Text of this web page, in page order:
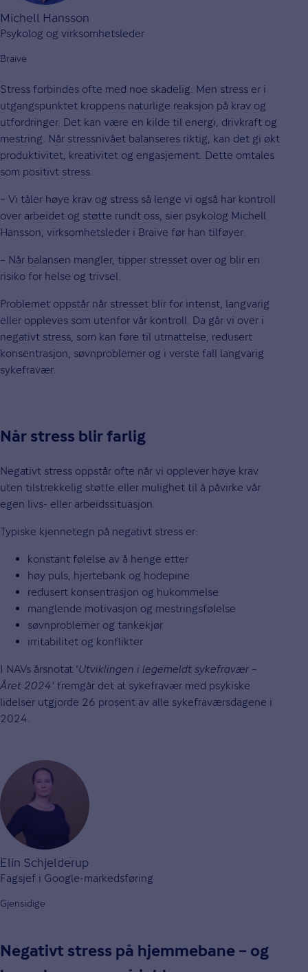
Michell Hansson
Psykolog og virksomhetsleder
Braive
Stress forbindes ofte med noe skadelig. Men stress er i
utgangspunktet kroppens naturlige reaksjon på krav og
utfordringer. Det kan være en kilde til energi, drivkraft og
mestring. Når stressnivået balanseres riktig, kan det gi økt
produktivitet, kreativitet og engasjement. Dette omtales
som positivt stress.
– Vi tåler høye krav og stress så lenge vi også har kontroll
over arbeidet og støtte rundt oss, sier psykolog Michell
Hansson, virksomhetsleder i Braive før han tilføyer.
– Når balansen mangler, tipper stresset over og blir en
risiko for helse og trivsel.
Problemet oppstår når stresset blir for intenst, langvarig
eller oppleves som utenfor vår kontroll. Da går vi over i
negativt stress, som kan føre til utmattelse, redusert
konsentrasjon, søvnproblemer og i verste fall langvarig
sykefravær.
Når stress blir farlig
Negativt stress oppstår ofte når vi opplever høye krav
uten tilstrekkelig støtte eller mulighet til å påvirke vår
egen livs- eller arbeidssituasjon.
Typiske kjennetegn på negativt stress er:
konstant følelse av å henge etter
høy puls, hjertebank og hodepine
redusert konsentrasjon og hukommelse
manglende motivasjon og mestringsfølelse
søvnproblemer og tankekjør
irritabilitet og konflikter
I NAVs årsnotat 'Utviklingen i legemeldt sykefravær –
Året 2024' fremgår det at sykefravær med psykiske
lidelser utgjorde 26 prosent av alle sykefraværsdagene i
2024.
Elin Schjelderup
Fagsjef i Google-markedsføring
Gjensidige
Negativt stress på hjemmebane – og